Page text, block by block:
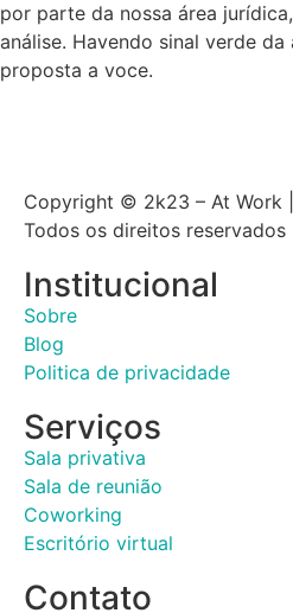
por parte da nossa área
análise. Havendo sinal verde
proposta a voce.
Copyright © 2k23 – At Work |
Todos os direitos reservados
Institucional
Sobre
Blog
Politica de privacidade
Serviços
Sala privativa
Sala de reunião
Coworking
Escritório virtual
Contato